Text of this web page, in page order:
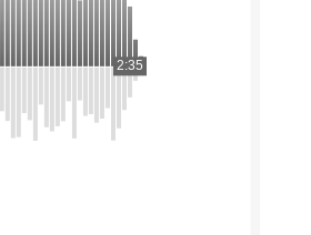
2:35